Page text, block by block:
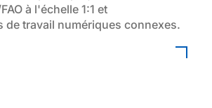
à l'échelle 1:1 et
travail numériques connexes.